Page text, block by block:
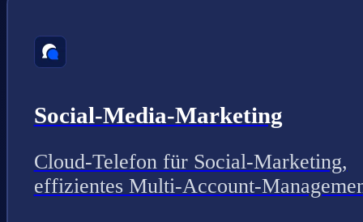
Social-Media-Marketing
Cloud-Telefon für Social-Marketing,
effizientes Multi-Account-